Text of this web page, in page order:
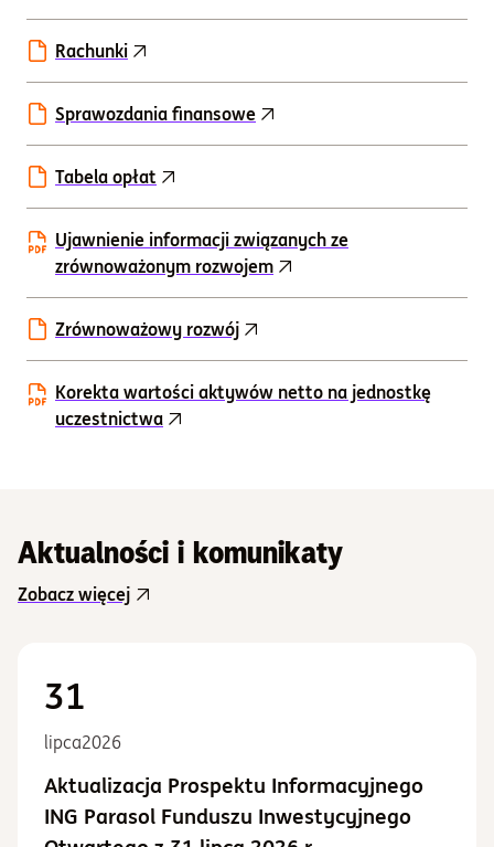
Rachunki
Sprawozdania finansowe
Tabela opłat
Ujawnienie informacji związanych ze
zrównoważonym rozwojem
Zrównoważowy rozwój
Korekta wartości aktywów netto na jednostkę
uczestnictwa
Aktualności i komunikaty
Zobacz więcej
31
lipca2026
Aktualizacja Prospektu Informacyjnego
ING Parasol Funduszu Inwestycyjnego